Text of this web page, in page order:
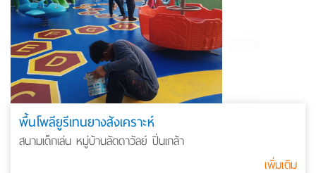
พื้นโพลียูรีเทนยางสังเคราะห์
สนามเด็กเล่น หมู่บ้านลัดดาวัลย์ ปิ่นเกล้า
เพิ่มเติม